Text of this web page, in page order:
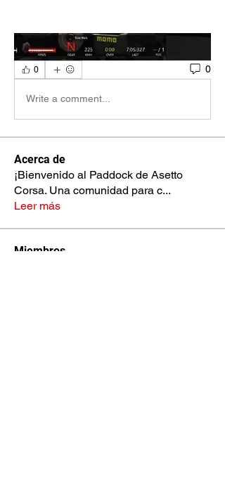
0 0
Write a comment...
Acerca de
¡Bienvenido al Paddock de Asetto
Corsa. Una comunidad para c...
Leer más
Miembros